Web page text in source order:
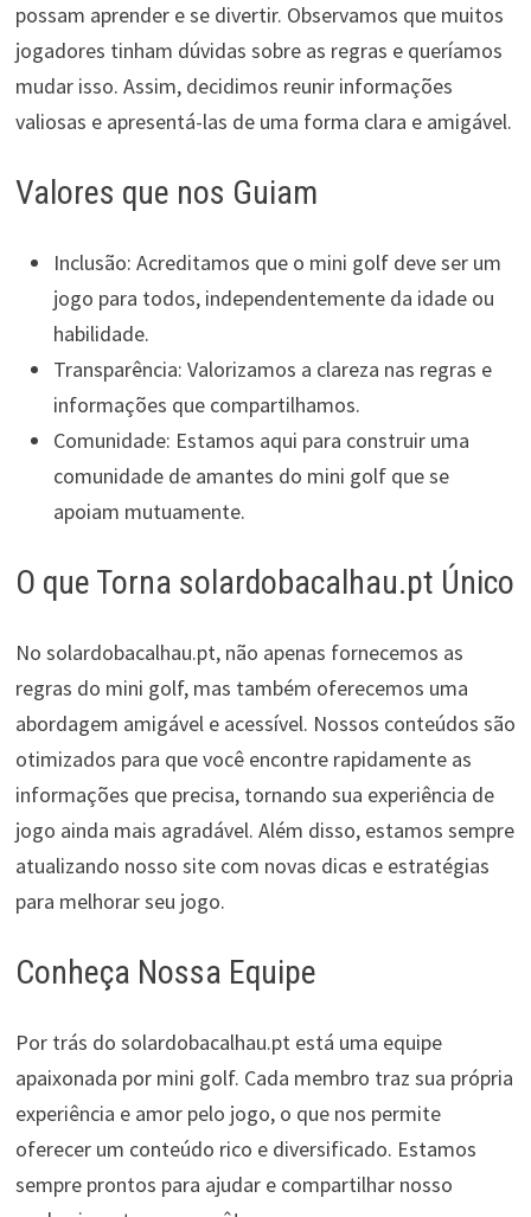
possam aprender e se divertir. Observamos que muitos
jogadores tinham dúvidas sobre as regras e queríamos
mudar isso. Assim, decidimos reunir informações
valiosas e apresentá-las de uma forma clara e amigável.
Valores que nos Guiam
Inclusão: Acreditamos que o mini golf deve ser um
jogo para todos, independentemente da idade ou
habilidade.
Transparência: Valorizamos a clareza nas regras e
informações que compartilhamos.
Comunidade: Estamos aqui para construir uma
comunidade de amantes do mini golf que se
apoiam mutuamente.
O que Torna solardobacalhau.pt Único
No solardobacalhau.pt, não apenas fornecemos as
regras do mini golf, mas também oferecemos uma
abordagem amigável e acessível. Nossos conteúdos são
otimizados para que você encontre rapidamente as
informações que precisa, tornando sua experiência de
jogo ainda mais agradável. Além disso, estamos sempre
atualizando nosso site com novas dicas e estratégias
para melhorar seu jogo.
Conheça Nossa Equipe
Por trás do solardobacalhau.pt está uma equipe
apaixonada por mini golf. Cada membro traz sua própria
experiência e amor pelo jogo, o que nos permite
oferecer um conteúdo rico e diversificado. Estamos
sempre prontos para ajudar e compartilhar nosso